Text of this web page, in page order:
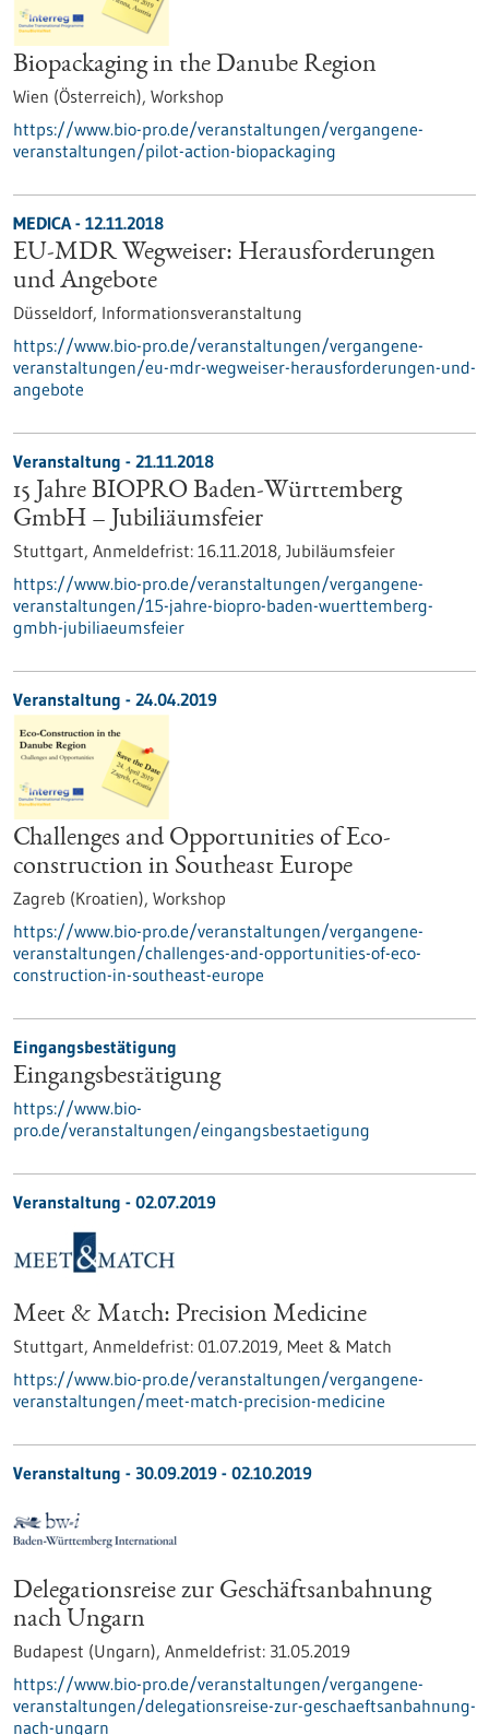
Biopackaging in the Danube Region
Wien (Österreich), Workshop
https://www.bio-pro.de/veranstaltungen/vergangene-
veranstaltungen/pilot-action-biopackaging
MEDICA - 12.11.2018
EU-MDR Wegweiser: Herausforderungen
und Angebote
Düsseldorf, Informationsveranstaltung
https://www.bio-pro.de/veranstaltungen/vergangene-
veranstaltungen/eu-mdr-wegweiser-herausforderungen-und-
angebote
Veranstaltung - 21.11.2018
15 Jahre BIOPRO Baden-Württemberg
GmbH – Jubiliäumsfeier
Stuttgart, Anmeldefrist: 16.11.2018, Jubiläumsfeier
https://www.bio-pro.de/veranstaltungen/vergangene-
veranstaltungen/15-jahre-biopro-baden-wuerttemberg-
gmbh-jubiliaeumsfeier
Veranstaltung - 24.04.2019
Challenges and Opportunities of Eco-
construction in Southeast Europe
Zagreb (Kroatien), Workshop
https://www.bio-pro.de/veranstaltungen/vergangene-
veranstaltungen/challenges-and-opportunities-of-eco-
construction-in-southeast-europe
Eingangsbestätigung
Eingangsbestätigung
https://www.bio-
pro.de/veranstaltungen/eingangsbestaetigung
Veranstaltung - 02.07.2019
Meet & Match: Precision Medicine
Stuttgart, Anmeldefrist: 01.07.2019, Meet & Match
https://www.bio-pro.de/veranstaltungen/vergangene-
veranstaltungen/meet-match-precision-medicine
Veranstaltung - 30.09.2019 - 02.10.2019
Delegationsreise zur Geschäftsanbahnung
nach Ungarn
Budapest (Ungarn), Anmeldefrist: 31.05.2019
https://www.bio-pro.de/veranstaltungen/vergangene-
veranstaltungen/delegationsreise-zur-geschaeftsanbahnung-
nach-ungarn